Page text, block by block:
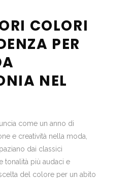
COLORI
PER
NEL
come un anno di
e creatività nella moda,
dai classici
tonalità più audaci e
del colore per un abito